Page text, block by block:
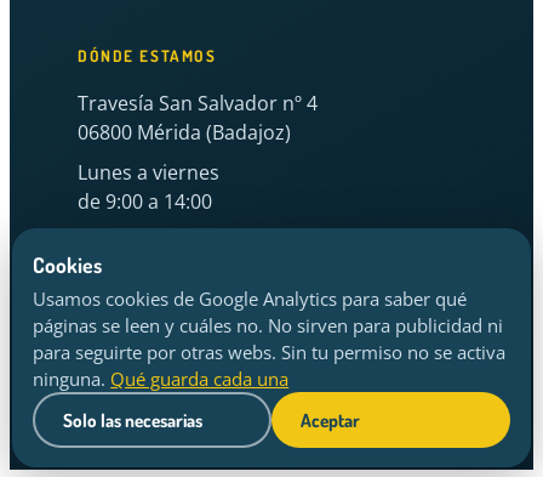
DÓNDE ESTAMOS
Travesía San Salvador nº 4
06800 Mérida (Badajoz)
Lunes a viernes
de 9:00 a 14:00
© El Constructor de Páginas
Política de privacidad·Aviso legal·Cookies·
Cambiar mi elección
Cookies
Usamos cookies de Google Analytics para saber qué
páginas se leen y cuáles no. No sirven para publicidad ni
para seguirte por otras webs. Sin tu permiso no se activa
ninguna. Qué guarda cada una
Solo las necesarias
Aceptar